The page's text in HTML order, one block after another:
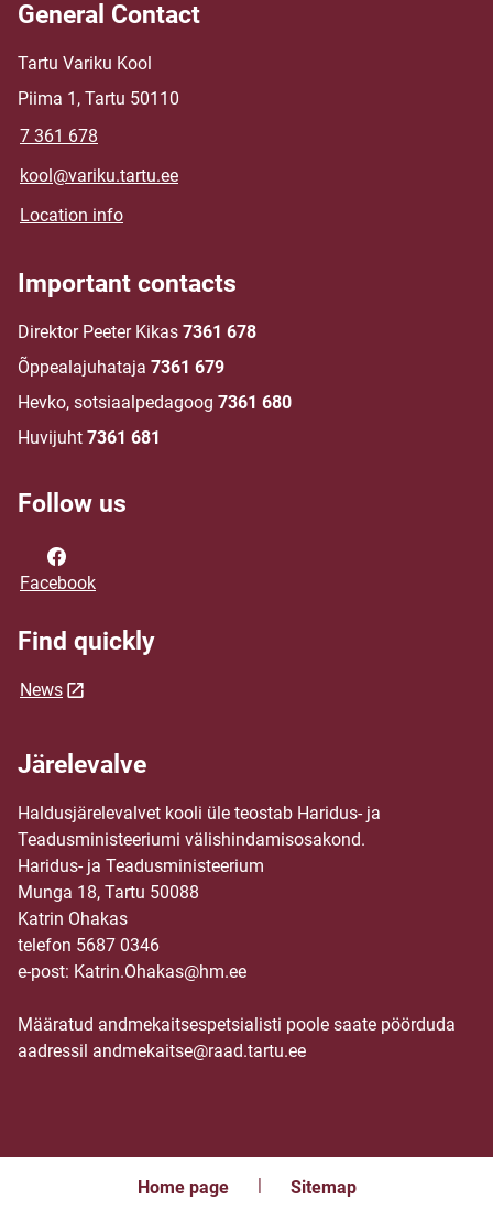
General Contact
Tartu Variku Kool
Piima 1, Tartu 50110
7 361 678
kool@variku.tartu.ee
Location info
Important contacts
Direktor Peeter Kikas 7361 678
Õppealajuhataja 7361 679
Hevko, sotsiaalpedagoog 7361 680
Huvijuht 7361 681
Follow us
Facebook
Find quickly
News
Järelevalve
Haldusjärelevalvet kooli üle teostab Haridus- ja
Teadusministeeriumi välishindamisosakond.
Haridus- ja Teadusministeerium
Munga 18, Tartu 50088
Katrin Ohakas
telefon 5687 0346
e-post: Katrin.Ohakas@hm.ee
Määratud andmekaitsespetsialisti poole saate pöörduda
aadressil andmekaitse@raad.tartu.ee
Home page Sitemap